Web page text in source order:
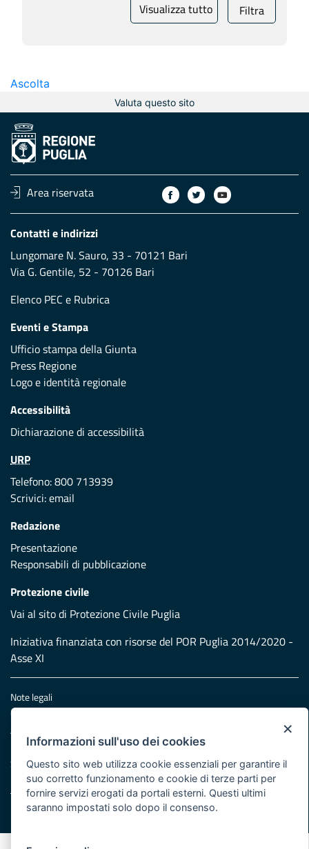
Visualizza tutto Filtra
Ascolta
Valuta questo sito
Area riservata
Contatti e indirizzi
Lungomare N. Sauro, 33 - 70121 Bari
Via G. Gentile, 52 - 70126 Bari
Elenco PEC e Rubrica
Eventi e Stampa
Ufficio stampa della Giunta
Press Regione
Logo e identità regionale
Accessibilità
Dichiarazione di accessibilità
URP
Telefono: 800 713939
Scrivici:email
Redazione
Presentazione
Responsabili di pubblicazione
Protezione civile
Vai al sito di Protezione Civile Puglia
Iniziativa finanziata con risorse del POR Puglia 2014/2020 -
Asse XI
Note legali
Cookie e privacy
Atti di notifica
Feed RSS
Servizi Intranet
© Regione Puglia
×
Informazioni sull'uso dei cookies
Questo sito web utilizza cookie essenziali per garantire il
suo corretto funzionamento e cookie di terze parti per
fornire servizi erogati da portali esterni. Questi ultimi
saranno impostati solo dopo il consenso.